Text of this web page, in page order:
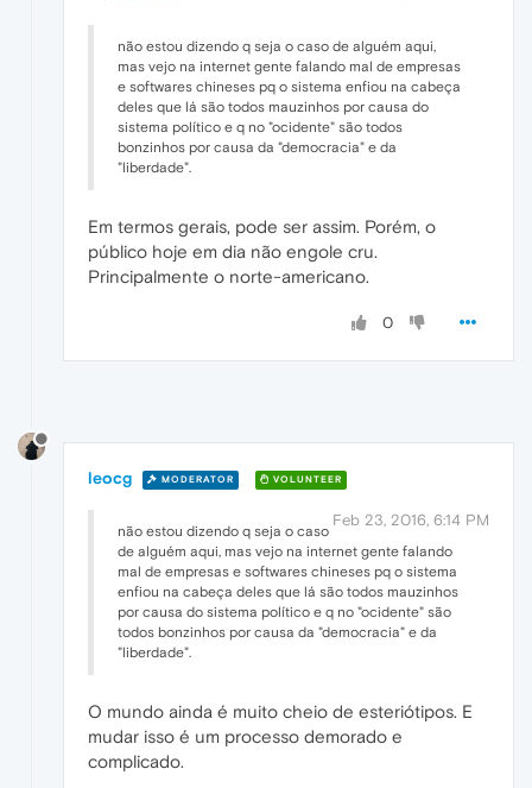
não estou dizendo q seja o caso de alguém aqui,
mas vejo na internet gente falando mal de empresas
e softwares chineses pq o sistema enfiou na cabeça
deles que lá são todos mauzinhos por causa do
sistema político e q no "ocidente" são todos
bonzinhos por causa da "democracia" e da
"liberdade".
Em termos gerais, pode ser assim. Porém, o
público hoje em dia não engole cru.
Principalmente o norte-americano.
0
leocg MODERATOR VOLUNTEER
Feb 23, 2016, 6:14 PM
não estou dizendo q seja o caso
de alguém aqui, mas vejo na internet gente falando
mal de empresas e softwares chineses pq o sistema
enfiou na cabeça deles que lá são todos mauzinhos
por causa do sistema político e q no "ocidente" são
todos bonzinhos por causa da "democracia" e da
"liberdade".
O mundo ainda é muito cheio de esteriótipos. E
mudar isso é um processo demorado e
complicado.